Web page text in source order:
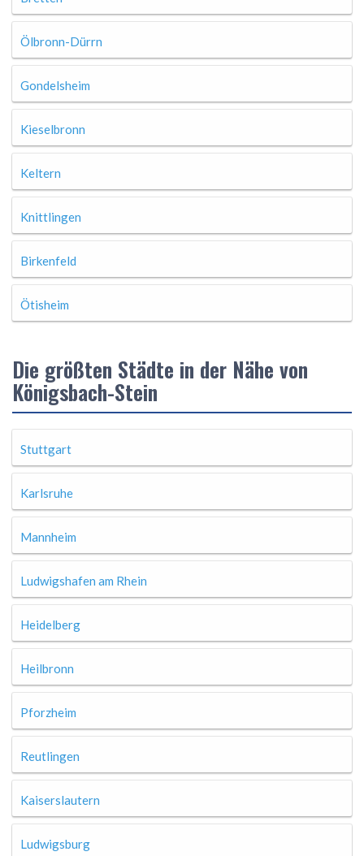
Ölbronn-Dürrn
Gondelsheim
Kieselbronn
Keltern
Knittlingen
Birkenfeld
Ötisheim
Die größten Städte in der Nähe von
Königsbach-Stein
Stuttgart
Karlsruhe
Mannheim
Ludwigshafen am Rhein
Heidelberg
Heilbronn
Pforzheim
Reutlingen
Kaiserslautern
Ludwigsburg